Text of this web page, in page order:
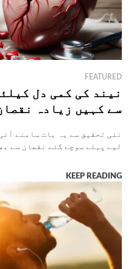
FEATURED
نیند کی کمی دل
سے کہیں زیادہ
نئی تحقیق سے یہ بات سامنے
لیے پہلے سوچے گئے نقصان سے
KEEP READING